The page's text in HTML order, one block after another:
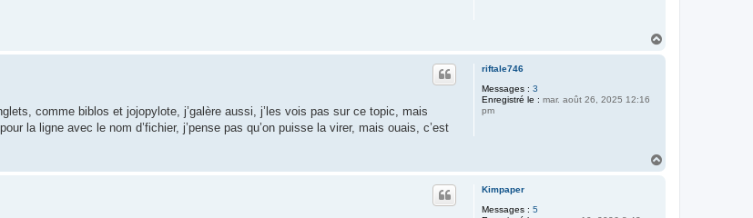
riftale746
Messages : 3
Enregistré le : mar. août 26, 2025 12:16
pm
comme biblos et jojopylote, j’galère aussi, j’les vois pas sur ce topic, mais
la ligne avec le nom d’fichier, j’pense pas qu’on puisse la virer, mais ouais, c’est
Kimpaper
Messages : 5